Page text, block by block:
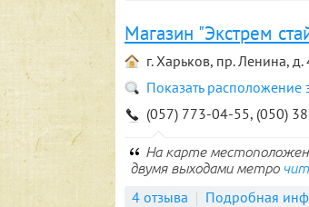
Магазин "Экстрем
г. Харьков, пр. Ленина,
Показать расположение
(057) 773-04-55, (050)
На карте
двумя выходами метро
4 отзыва Подробная